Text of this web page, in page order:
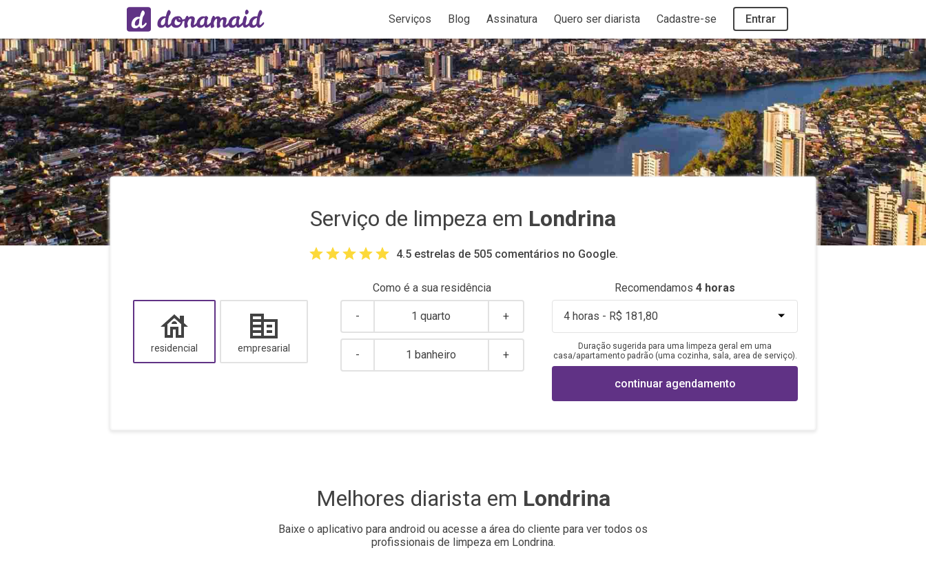
Serviços Blog Assinatura Quero ser diarista Cadastre-se Entrar
Serviço de limpeza em Londrina
4.5 estrelas de 505 comentários no Google.
residencial empresarial
Como é a suaresidência
- 1 quarto +
- 1 banheiro +
Recomendamos4 horas
Duração sugerida para uma limpeza geral em uma
casa/apartamento padrão (uma cozinha, sala, area de serviço).
continuar agendamento
Melhores diarista em Londrina
Baixe o aplicativo para android ou acesse a área do cliente para ver todos os
profissionais de limpeza em Londrina.